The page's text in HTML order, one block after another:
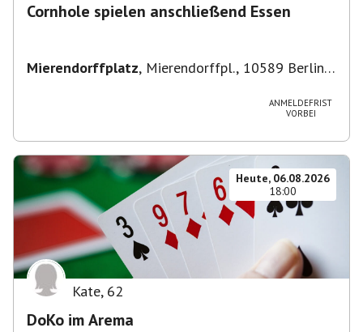
Cornhole spielen anschließend Essen
Mierendorffplatz, Mierendorffpl., 10589 Berlin-
ANMELDEFRIST
VORBEI
Heute, 06.08.2026
18:00
Kate, 62
DoKo im Arema